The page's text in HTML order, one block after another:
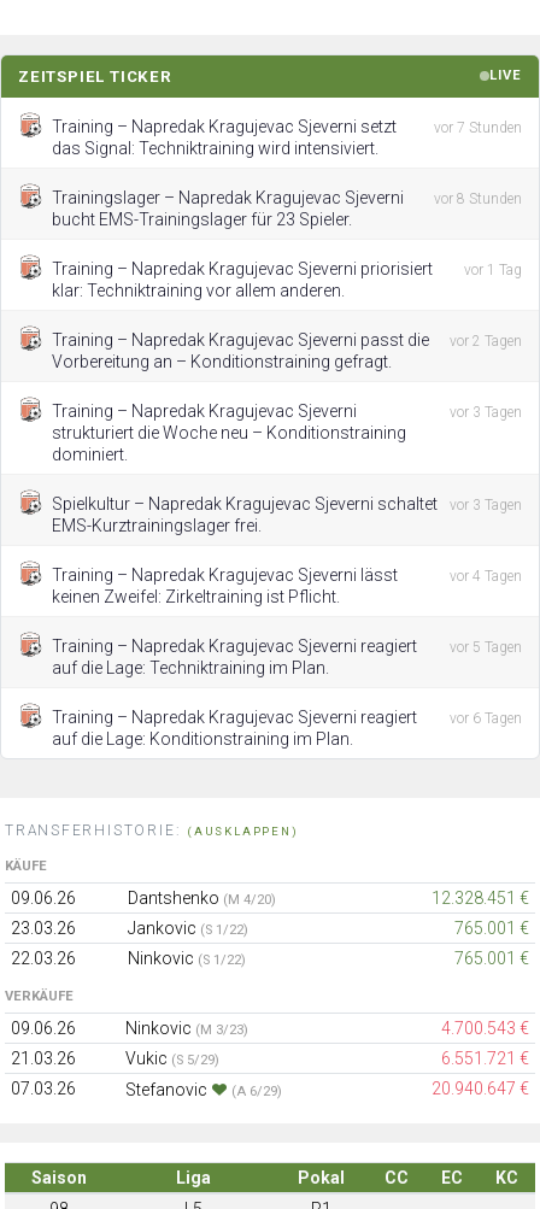
ZEITSPIEL TICKER LIVE
Training – Napredak Kragujevac Sjeverni setzt
das Signal: Techniktraining wird intensiviert.
vor 7 Stunden
Trainingslager – Napredak Kragujevac Sjeverni
bucht EMS-Trainingslager für 23 Spieler.
vor 8 Stunden
Training – Napredak Kragujevac Sjeverni priorisiert
klar: Techniktraining vor allem anderen.
vor 1 Tag
Training – Napredak Kragujevac Sjeverni passt die
Vorbereitung an – Konditionstraining gefragt.
vor 2 Tagen
Training – Napredak Kragujevac Sjeverni
strukturiert die Woche neu – Konditionstraining
dominiert.
vor 3 Tagen
Spielkultur – Napredak Kragujevac Sjeverni schaltet
EMS-Kurztrainingslager frei.
vor 3 Tagen
Training – Napredak Kragujevac Sjeverni lässt
keinen Zweifel: Zirkeltraining ist Pflicht.
vor 4 Tagen
Training – Napredak Kragujevac Sjeverni reagiert
auf die Lage: Techniktraining im Plan.
vor 5 Tagen
Training – Napredak Kragujevac Sjeverni reagiert
auf die Lage: Konditionstraining im Plan.
vor 6 Tagen
TRANSFERHISTORIE: (AUSKLAPPEN)
KÄUFE
09.06.26 Dantshenko (M 4/20)
12.328.451 €
23.03.26
Jankovic (S 1/22)
765.001 €
22.03.26
Ninkovic (S 1/22) 765.001 €
VERKÄUFE
09.06.26 Ninkovic (M 3/23)
4.700.543 €
21.03.26
Vukic (S 5/29)
6.551.721 €
07.03.26
Stefanovic (A 6/29) 20.940.647 €
Saison Liga Pokal CC EC
KC